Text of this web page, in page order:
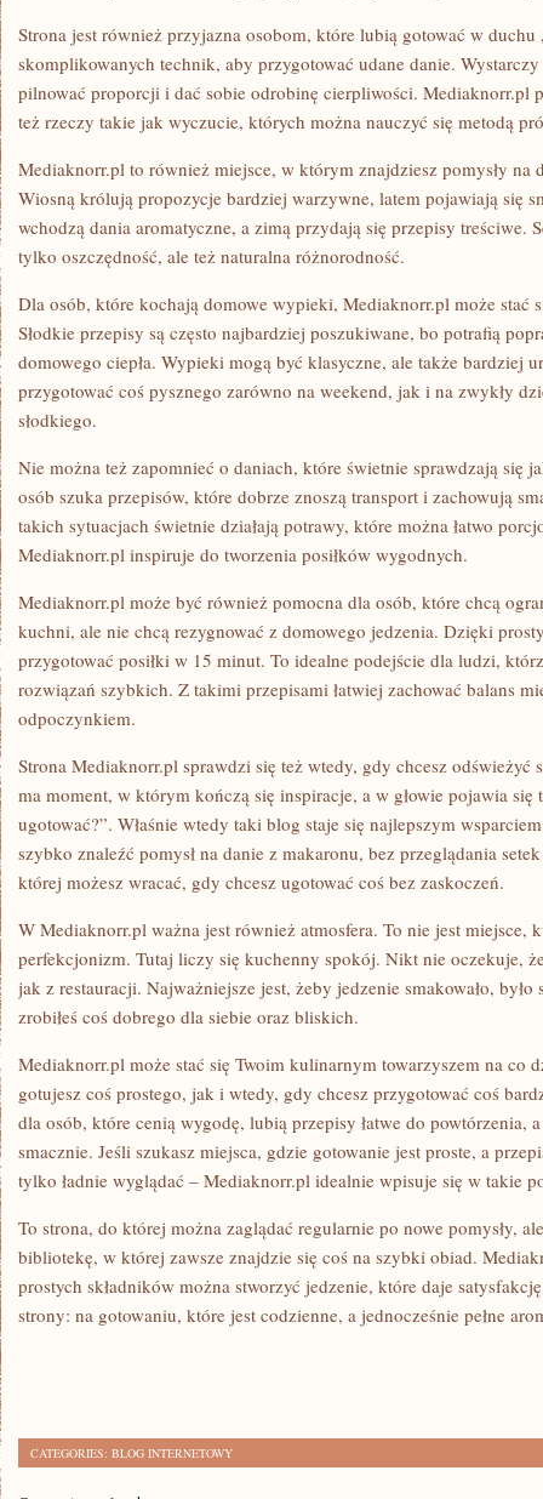
Strona jest również przyjazna osobom, które lubią gotować w duchu
skomplikowanych technik, aby przygotować udane danie.
pilnować proporcji i dać sobie odrobinę cierpliwości. Mediaknorr.pl
też rzeczy takie jak wyczucie, których można nauczyć się metodą
Mediaknorr.pl to również miejsce, w którym znajdziesz pomysły na
Wiosną królują propozycje bardziej warzywne, latem pojawiają się
wchodzą dania aromatyczne, a zimą przydają się przepisy treściwe.
tylko oszczędność, ale też naturalna różnorodność.
Dla osób, które kochają domowe wypieki, Mediaknorr.pl może stać
Słodkie przepisy są często najbardziej poszukiwane, bo potrafią
domowego ciepła. Wypieki mogą być klasyczne, ale także bardziej
przygotować coś pysznego zarówno na weekend, jak i na zwykły
słodkiego.
Nie można też zapomnieć o daniach, które świetnie sprawdzają się
osób szuka przepisów, które dobrze znoszą transport i zachowują
takich sytuacjach świetnie działają potrawy, które można łatwo
Mediaknorr.pl inspiruje do tworzenia posiłków wygodnych.
Mediaknorr.pl może być również pomocna dla osób, które chcą
kuchni, ale nie chcą rezygnować z domowego jedzenia. Dzięki
przygotować posiłki w 15 minut. To idealne podejście dla ludzi,
rozwiązań szybkich. Z takimi przepisami łatwiej zachować balans
odpoczynkiem.
Strona Mediaknorr.pl sprawdzi się też wtedy, gdy chcesz odświeżyć
ma moment, w którym kończą się inspiracje, a w głowie pojawia
ugotować?”. Właśnie wtedy taki blog staje się najlepszym
szybko znaleźć pomysł na danie z makaronu, bez przeglądania
której możesz wracać, gdy chcesz ugotować coś bez zaskoczeń.
W Mediaknorr.pl ważna jest również atmosfera. To nie jest miejsce,
perfekcjonizm. Tutaj liczy się kuchenny spokój. Nikt nie oczekuje,
jak z restauracji. Najważniejsze jest, żeby jedzenie smakowało, było
zrobiłeś coś dobrego dla siebie oraz bliskich.
Mediaknorr.pl może stać się Twoim kulinarnym towarzyszem na co
gotujesz coś prostego, jak i wtedy, gdy chcesz przygotować coś
dla osób, które cenią wygodę, lubią przepisy łatwe do powtórzenia,
smacznie. Jeśli szukasz miejsca, gdzie gotowanie jest proste, a
tylko ładnie wyglądać – Mediaknorr.pl idealnie wpisuje się w takie
To strona, do której można zaglądać regularnie po nowe pomysły,
bibliotekę, w której zawsze znajdzie się coś na szybki obiad.
prostych składników można stworzyć jedzenie, które daje
strony: na gotowaniu, które jest codzienne, a jednocześnie pełne
CATEGORIES: BLOG INTERNETOWY